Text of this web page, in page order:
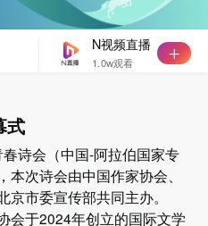
N视频直播
1.0w观看
式
诗会（中国-阿拉伯国家专
次诗会由中国作家协会、
市委宣传部共同主办。
会于2024年创立的国际文学